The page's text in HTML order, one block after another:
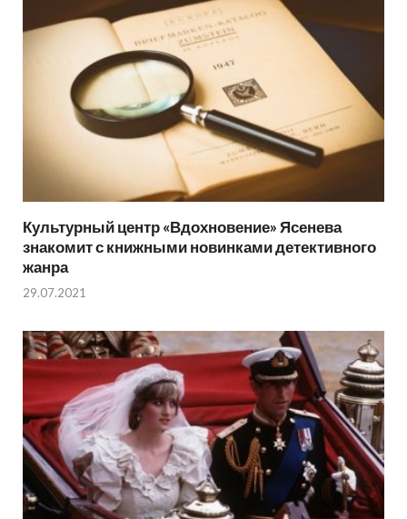
Культурный центр «Вдохновение» Ясенева
знакомит с книжными новинками детективного
жанра
29.07.2021